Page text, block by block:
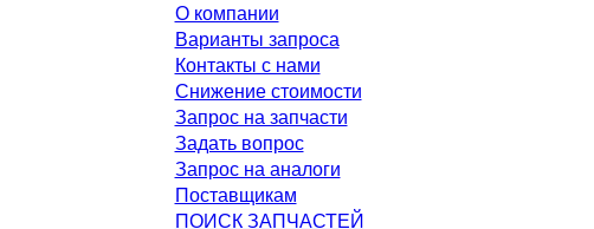
О компании
Варианты запроса
Контакты с нами
Снижение стоимости
Запрос на запчасти
Задать вопрос
Запрос на аналоги
Поставщикам
ПОИСК ЗАПЧАСТЕЙ